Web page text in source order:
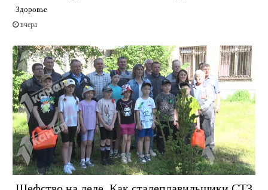
Здоровье
вчера